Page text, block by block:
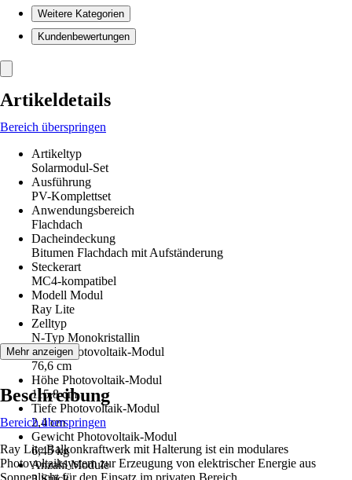
Weitere Kategorien
Kundenbewertungen
Artikeldetails
Bereich überspringen
Artikeltyp
Solarmodul-Set
Ausführung
PV-Komplettset
Anwendungsbereich
Flachdach
Dacheindeckung
Bitumen Flachdach mit Aufständerung
Steckerart
MC4-kompatibel
Modell Modul
Ray Lite
Zelltyp
N-Typ Monokristallin
Breite Photovoltaik-Modul
76,6 cm
Höhe Photovoltaik-Modul
115,8 cm
Tiefe Photovoltaik-Modul
2,4 cm
Gewicht Photovoltaik-Modul
6,45 kg
Anzahl Module
Mehr anzeigen
Beschreibung
Bereich überspringen
Ray Lite Balkonkraftwerk mit Halterung ist ein modulares
Photovoltaiksystem zur Erzeugung von elektrischer Energie aus
Sonnenlicht für den Einsatz im privaten Bereich.